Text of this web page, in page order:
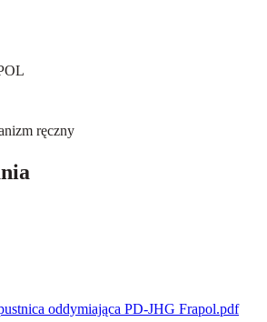
ręczny
oddymiająca PD-JHG Frapol.pdf